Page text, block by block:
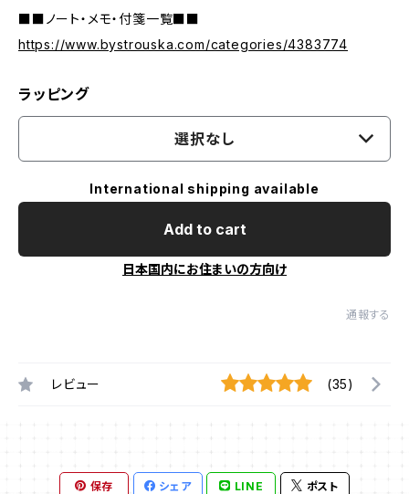
■■ノート・メモ・付箋一覧■■
https://www.bystrouska.com/categories/4383774
ラッピング
選択なし
International shipping available
Add to cart
日本国内にお住まいの方向け
通報する
レビュー (35)
保存 シェア LINE ポスト